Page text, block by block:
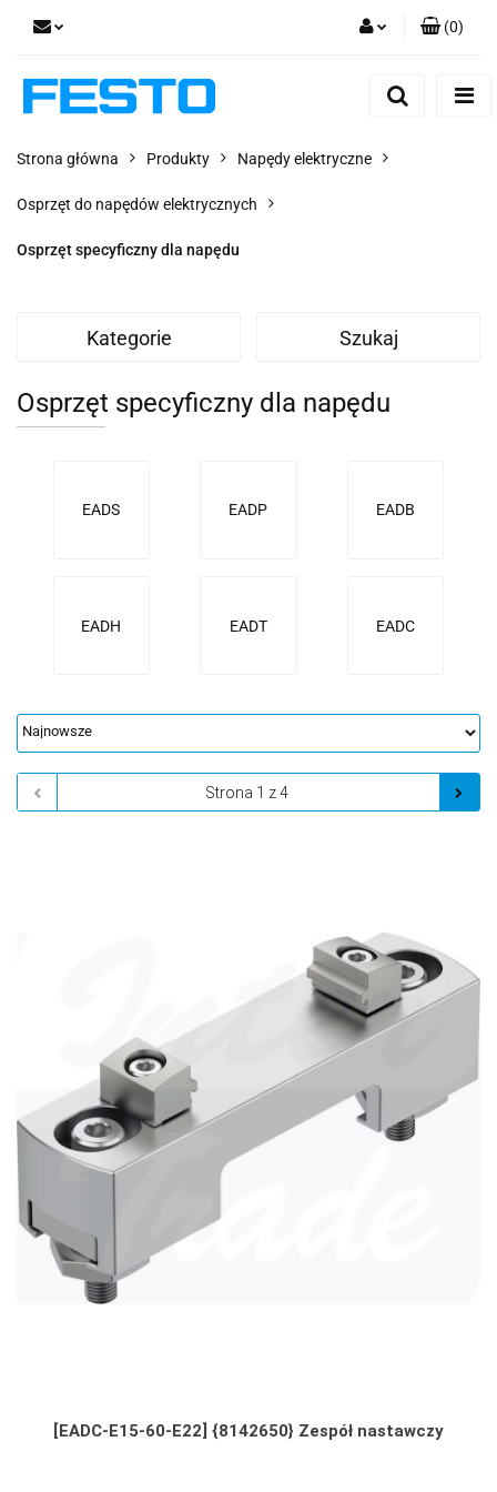
Dodaj zgłoszenie
(0)
Strona główna Produkty Napędy elektryczne
Osprzęt do napędów elektrycznych
Osprzęt specyficzny dla napędu
Kategorie Szukaj
Osprzęt specyficzny dla napędu
EADS EADP EADB
EADH EADT EADC
[EADC-E15-60-E22] {8142650} Zespół nastawczy